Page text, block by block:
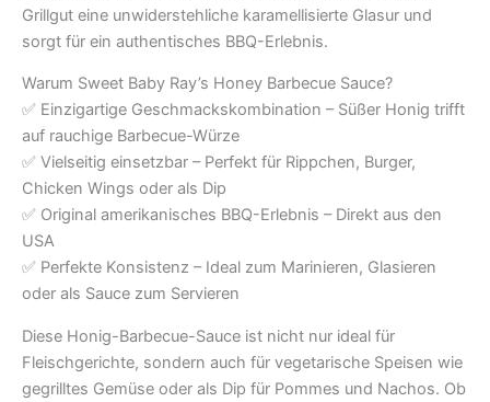
Grillgut eine unwiderstehliche karamellisierte Glasur und
sorgt für ein authentisches BBQ-Erlebnis.
Warum Sweet Baby Ray’s Honey Barbecue Sauce?
✅ Einzigartige Geschmackskombination – Süßer Honig trifft
auf rauchige Barbecue-Würze
✅ Vielseitig einsetzbar – Perfekt für Rippchen, Burger,
Chicken Wings oder als Dip
✅ Original amerikanisches BBQ-Erlebnis – Direkt aus den
USA
✅ Perfekte Konsistenz – Ideal zum Marinieren, Glasieren
oder als Sauce zum Servieren
Diese Honig-Barbecue-Sauce ist nicht nur ideal für
Fleischgerichte, sondern auch für vegetarische Speisen wie
gegrilltes Gemüse oder als Dip für Pommes und Nachos. Ob